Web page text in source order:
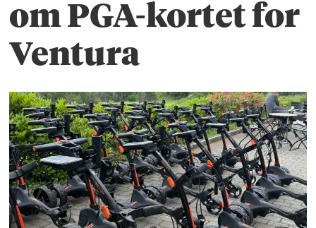
om PGA-kortet for
Ventura